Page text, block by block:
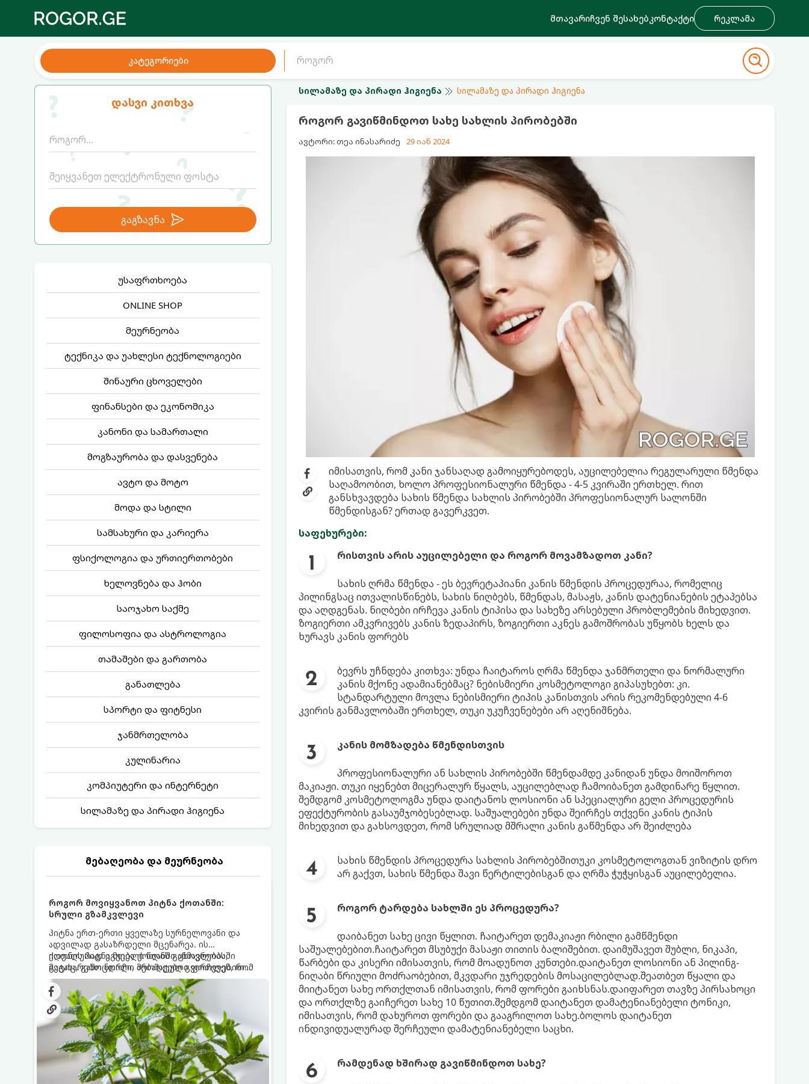
მთავარიჩვენ შესახებკონტაქტი რეკლამა
კატეგორიები
დასვი კითხვა
გაგზავნა
უსაფრთხოება
ONLINE SHOP
მეურნეობა
ტექნიკა და უახლესი ტექნოლოგიები
შინაური ცხოველები
ფინანსები და ეკონომიკა
კანონი და სამართალი
მოგზაურობა და დასვენება
ავტო და მოტო
მოდა და სტილი
სამსახური და კარიერა
ფსიქოლოგია და ურთიერთობები
ხელოვნება და ჰობი
საოჯახო საქმე
ფილოსოფია და ასტროლოგია
თამაშები და გართობა
განათლება
სპორტი და ფიტნესი
ჯანმრთელობა
კულინარია
კომპიუტერი და ინტერნეტი
სილამაზე და პირადი ჰიგიენა
მებაღეობა და მეურნეობა
როგორ მოვიყვანოთ პიტნა ქოთანში:
სრული გზამკვლევი
პიტნა ერთ-ერთი ყველაზე სურნელოვანი და
ადვილად გასაზრდელი მცენარეა. ის
იდეალურად ეგუება ქოთანში ცხოვრებას,
მეტიც, გამოცდილი მებაღეები გვირჩევენ, რომ
პიტნა მხოლოდ ქოთანში მოვიყვანოთ, რადგან
ღია გრუნტში (ბაღში) დარგვისას ის ფესვებით
ძალიან სწრაფად ვრცელდება და სხვა
მცენარეებს ავიწროებს.
ქოთნის პიტნა მთელი წლის განმავლობაში
გაგახარებთ ნორჩი, არომატული ფოთლებით
ჩაის, ლიმონათისა თუ კერძებისთვის.
სილამაზე და პირადი ჰიგიენა სილამაზე და პირადი ჰიგიენა
როგორ გავიწმინდოთ სახე სახლის პირობებში
ავტორი: თეა ინასარიძე 29 იან 2024
იმისათვის, რომ კანი ჯანსაღად გამოიყურებოდეს, აუცილებელია რეგულარული წმენდა
საღამოობით, ხოლო პროფესიონალური წმენდა - 4-5 კვირაში ერთხელ. რით
განსხვავდება სახის წმენდა სახლის პირობებში პროფესიონალურ სალონში
წმენდისგან? ერთად გავერკვეთ.
საფეხურები:
რისთვის არის აუცილებელი და როგორ მოვამზადოთ კანი?
სახის ღრმა წმენდა - ეს ბევრეტაპიანი კანის წმენდის პროცედურაა, რომელიც
პილინგსაც ითვალისწინებს, სახის ნიღბებს, წმენდას, მასაჟს, კანის დატენიანების ეტაპებსა
და აღდგენას. ნიღბები ირჩევა კანის ტიპისა და სახეზე არსებული პრობლემების მიხედვით.
ზოგიერთი ამკვრივებს კანის ზედაპირს, ზოგიერთი აკნეს გამოშრობას უწყობს ხელს და
ხურავს კანის ფორებს
ბევრს უჩნდება კითხვა: უნდა ჩაიტაროს ღრმა წმენდა ჯანმრთელი და ნორმალური
კანის მქონე ადამიანებმაც? ნებისმიერი კოსმეტოლოგი გიპასუხებთ: კი.
სტანდარტული მოვლა ნებისმიერი ტიპის კანისთვის არის რეკომენდებული 4-6
კვირის განმავლობაში ერთხელ, თუკი უკუჩვენებები არ აღენიშნება.
კანის მომზადება წმენდისთვის
პროფესიონალური ან სახლის პირობებში წმენდამდე კანიდან უნდა მოიშოროთ
მაკიაჟი. თუკი იყენებთ მიცერალურ წყალს, აუცილებლად ჩამოიბანეთ გამდინარე წყლით.
შემდგომ კოსმეტოლოგმა უნდა დაიტანოს ლოსიონი ან სპეციალური გელი პროცედურის
ეფექტურობის გასაუმჯობესებლად. საშუალებები უნდა შეირჩეს თქვენი კანის ტიპის
მიხედვით და გახსოვდეთ, რომ სრულიად მშრალი კანის გაწმენდა არ შეიძლება
სახის წმენდის პროცედურა სახლის პირობებშითუკი კოსმეტოლოგთან ვიზიტის დრო
არ გაქვთ, სახის წმენდა შავი წერტილებისგან და ღრმა ჭუჭყისგან აუცილებელია.
როგორ ტარდება სახლში ეს პროცედურა?
დაიბანეთ სახე ცივი წყლით. ჩაიტარეთ დემაკიაჟი რბილი გამწმენდი
საშუალებებით.ჩაიტარეთ მსუბუქი მასაჟი თითის ბალიშებით. დაიმუშავეთ შუბლი, ნიკაპი,
წარბები და კისერი იმისათვის, რომ მოადუნოთ კუნთები.დაიტანეთ ლოსიონი ან პილინგ-
ნიღაბი წრიული მოძრაობებით, მკვდარი უჯრედების მოსაცილებლად.შეათბეთ წყალი და
მიიტანეთ სახე ორთქლთან იმისათვის, რომ ფორები გაიხსნას.დაიფარეთ თავზე პირსახოცი
და ორთქლზე გაიჩერეთ სახე 10 წუთით.შემდგომ დაიტანეთ დამატენიანებელი ტონიკი,
იმისათვის, რომ დახუროთ ფორები და გააგრილოთ სახე.ბოლოს დაიტანეთ
ინდივიდუალურად შერჩეული დამატენიანებელი საცხი.
რამდენად ხშირად გავიწმინდოთ სახე?